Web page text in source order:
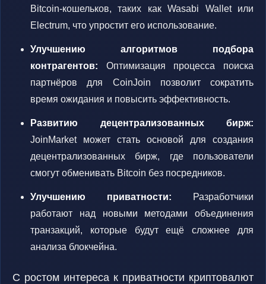
Bitcoin-кошельков, таких как Wasabi Wallet или
Electrum, что упростит его использование.
Улучшению алгоритмов подбора
контрагентов: Оптимизация процесса поиска
партнёров для CoinJoin позволит сократить
время ожидания и повысить эффективность.
Развитию децентрализованных бирж:
JoinMarket может стать основой для создания
децентрализованных бирж, где пользователи
смогут обменивать Bitcoin без посредников.
Улучшению приватности: Разработчики
работают над новыми методами объединения
транзакций, которые будут ещё сложнее для
анализа блокчейна.
С ростом интереса к приватности криптовалют